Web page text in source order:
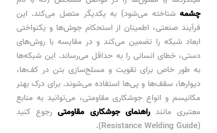
چشمهشناخته می‌شود) به یکدیگر متصل می‌کند. این
فرآیند صنعتی، اطمینان از استحکام جوش‌ها و یکنواختی
ابعاد شبکه را تضمین می‌کند و در مقایسه با روش‌های
دستی، خطای انسانی را به حداقل می‌رساند. این شبکه‌ها
به طور خاص برای تقویت و مسلح‌سازی بتن در کف‌ها،
دیوارها، سقف‌ها و پی‌ها استفاده می‌شوند. برای درک بهتر
مکانیسم و انواع جوشکاری مقاومتی، می‌توانید به منابع
معتبری مانندراهنمای جوشکاری مقاومتیرجوع کنید
(Resistance Welding Guide).